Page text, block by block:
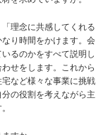
理念に共感してくれる
り時間をかけます。会
るのかをすべて説明し
せをします。これから
など様々な事業に挑戦
の役割を考えながら主